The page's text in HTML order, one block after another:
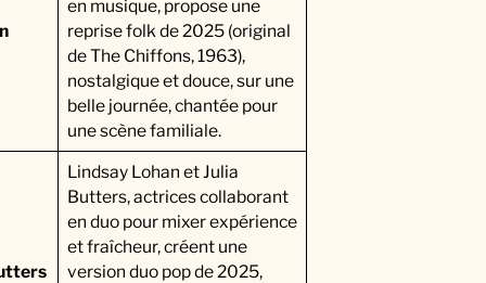
en musique, propose une
reprise folk de 2025 (original
de The Chiffons, 1963),
nostalgique et douce, sur une
belle journée, chantée pour
une scène familiale.
Lindsay Lohan et Julia
Butters, actrices collaborant
en duo pour mixer expérience
et fraîcheur, créent une
version duo pop de 2025,